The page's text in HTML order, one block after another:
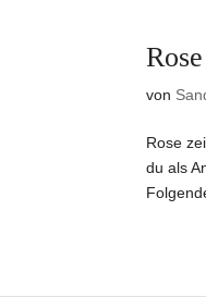
von
Rose
du als